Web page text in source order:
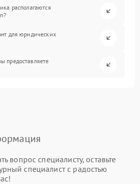
располагаются
для юридических
предоставляете
вопрос специалисту, оставьте
специалист с радостью